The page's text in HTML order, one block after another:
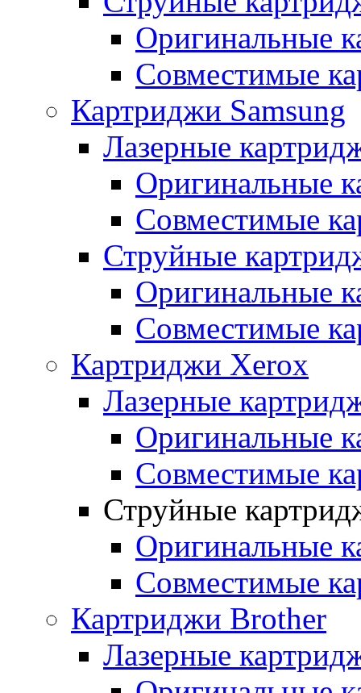
Оригинальные
Совместимые
Картриджи Samsung
Лазерные
Оригинальные
Совместимые
Струйные
Оригинальные
Совместимые
Картриджи Xerox
Лазерные
Оригинальные
Совместимые
Струйные
Оригинальные
Совместимые
Картриджи Brother
Лазерные